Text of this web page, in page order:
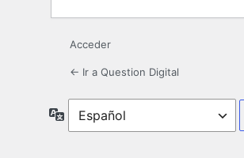
Acceder
← Ir a Question Digital
Idioma